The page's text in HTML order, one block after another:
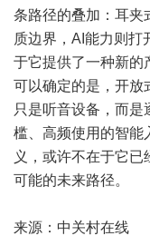
条路径的叠加：耳夹
质边界，AI能力则打
于它提供了一种新的
可以确定的是，开放
只是听音设备，而
槛、高频使用的智能
义，或许不在于它
可能的未来路径。
来源：中关村在线